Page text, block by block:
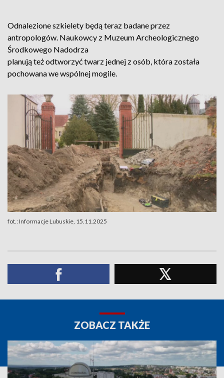
Odnalezione szkielety będą teraz badane przez
antropologów. Naukowcy z Muzeum Archeologicznego
Środkowego Nadodrza
planują też odtworzyć twarz jednej z osób, która została
pochowana we wspólnej mogile.
fot.: Informacje Lubuskie, 15.11.2025
ZOBACZ TAKŻE